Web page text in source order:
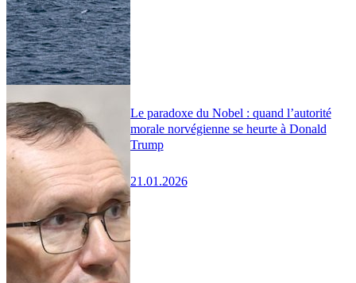
Le paradoxe du Nobel : quand l’autorité
morale norvégienne se heurte à Donald
Trump
21.01.2026